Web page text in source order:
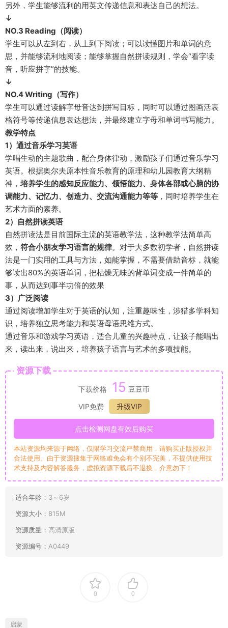
另外，学生能够流利的用英文传递信息和表达自己的想法。
↓
NO.3 Reading（阅读）
学生可以从左到右，从上到下阅读；可以读懂图片和单词的意
思，并能够流利地阅读；能够掌握自然拼读规则，学会“看字读
音，听应拼字”的技能。
↓
NO.4 Writing（写作）
学生可以通过读解字母音达到拼写目标，同时可以通过图画活表
格符号等传递信息表达想法，并最终建立字母和单词书写能力。
教学特点
1）通过音乐学习英语
学唱生动的主题歌曲，配合身体律动，激励孩子们通过音乐学习
英语。根据奥尔夫原本性音乐教育的原理和幼儿园教育大纲精
神，培养学生的感知反应能力、领悟能力、身体各部或心脑的协
调能力、记忆力、创造力、交流沟通能力等等 ，同时培养学生在
艺术方面的素养。
2）自然拼读英语
自然拼读法是目前国际主流的英语教学法，这种教学法简单高
效， 符合小朋友学习语言的规律。对于大多数初学者，自然拼读
法是一门实用的工具与方法，如能掌握，不需要借助音标，就能
够读出80%的英语单词，把枯燥无味的背单词变成一件简单的
事，从而达到事半功倍的效果
3）广泛阅读
通过阅读增加学生对于英语的认知，注重趣味性，涉猎多学科知
识，培养独立思考能力和英语母语思维方式。
通过音乐和游戏学习英语，适合儿童的兴趣特点，让孩子能唱出
来，读出来，说出来，培养孩子语言与艺术的多项技能。
资源下载
下载价格 15 豆豆币
VIP免费
升级VIP
点击检测网盘有效后购买
本站资源均来源于网络，仅限学习交流严禁商用，请购买正版授权并
合法使用。由于资源搜集于网络难免会有个别不完美，不提供使用技
术支持及内容解答服务，虚拟资源下载后不退换，介意勿下！
适合年龄： 3～6岁
资源大小： 815M
资源质量： 高清原版
资源编号： A0449
0 0
启蒙